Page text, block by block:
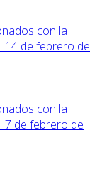
con la
14 de febrero de
con la
7 de febrero de